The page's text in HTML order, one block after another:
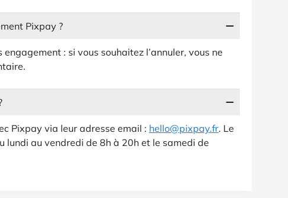
Pixpay ?
: si vous souhaitez l’annuler, vous ne
Pixpay via leur adresse email : hello@pixpay.fr. Le
lundi au vendredi de 8h à 20h et le samedi de